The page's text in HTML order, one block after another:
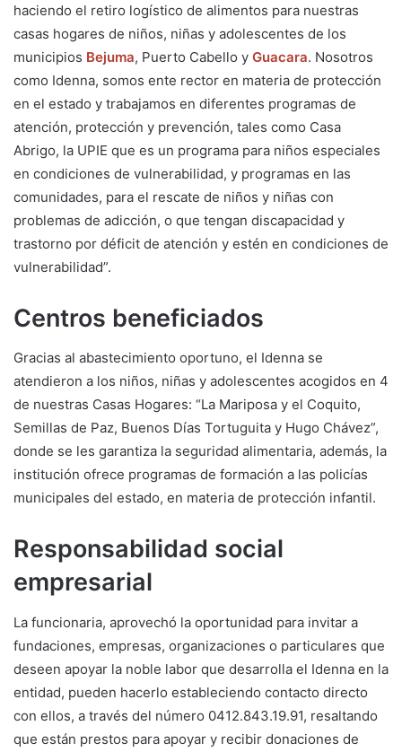
haciendo el retiro logístico de alimentos para nuestras
casas hogares de niños, niñas y adolescentes de los
municipios Bejuma, Puerto Cabello y Guacara. Nosotros
como Idenna, somos ente rector en materia de protección
en el estado y trabajamos en diferentes programas de
atención, protección y prevención, tales como Casa
Abrigo, la UPIE que es un programa para niños especiales
en condiciones de vulnerabilidad, y programas en las
comunidades, para el rescate de niños y niñas con
problemas de adicción, o que tengan discapacidad y
trastorno por déficit de atención y estén en condiciones de
vulnerabilidad”.
Centros beneficiados
Gracias al abastecimiento oportuno, el Idenna se
atendieron a los niños, niñas y adolescentes acogidos en 4
de nuestras Casas Hogares: “La Mariposa y el Coquito,
Semillas de Paz, Buenos Días Tortuguita y Hugo Chávez”,
donde se les garantiza la seguridad alimentaria, además, la
institución ofrece programas de formación a las policías
municipales del estado, en materia de protección infantil.
Responsabilidad social
empresarial
La funcionaria, aprovechó la oportunidad para invitar a
fundaciones, empresas, organizaciones o particulares que
deseen apoyar la noble labor que desarrolla el Idenna en la
entidad, pueden hacerlo estableciendo contacto directo
con ellos, a través del número 0412.843.19.91, resaltando
que están prestos para apoyar y recibir donaciones de